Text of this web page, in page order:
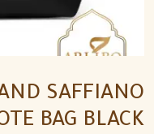
SAFFIANO
BAG BLACK